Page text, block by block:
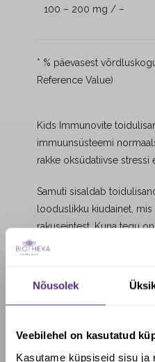
Nõusolek
Veebilehel on kasutatud
Kasutame küpsiseid sisu ja
100 – 200 mg / –
* % päevasest
Reference Value)
Kids Immunovite
immuunsüsteemi
rakke oksüdatiivse stressi
Samuti sisaldab
looduslikku kiudainet,
rakuseintest. Kuna tegu
sisaldab see väga
Beeta 1-3, 1-6 glükaan
ja infektsioonhaigustele